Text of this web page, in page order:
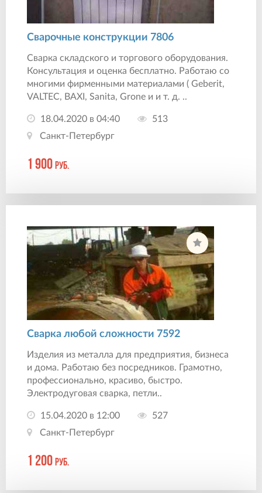
Сварочные конструкции 7806
Сварка складского и торгового оборудования.
Консультация и оценка бесплатно. Работаю со
многими фирменными материалами ( Geberit,
VALTEC, BAXI, Sanita, Grone и и т. д. ..
18.04.2020 в 04:40
513
Санкт-Петербург
1 900 руб.
Сварка любой сложности 7592
Изделия из металла для предприятия, бизнеса
и дома. Работаю без посредников. Грамотно,
профессионально, красиво, быстро.
Электродуговая сварка, петли..
15.04.2020 в 12:00
527
Санкт-Петербург
1 200 руб.